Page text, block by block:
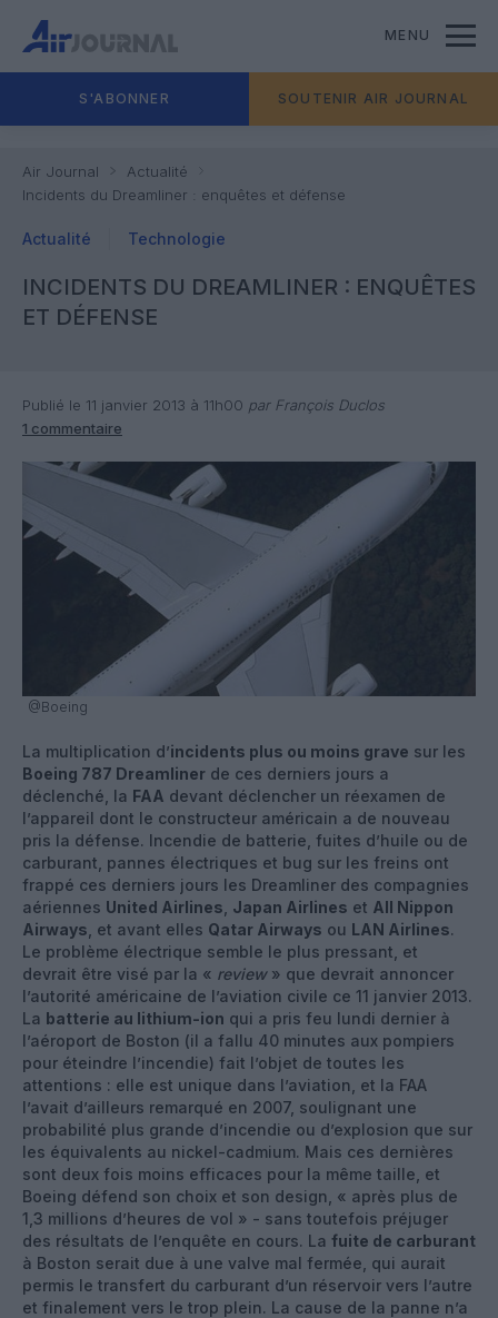
MENU
S'ABONNER SOUTENIR AIR JOURNAL
Air Journal
Actualité
Incidents du Dreamliner : enquêtes et défense
Actualité Technologie
INCIDENTS DU DREAMLINER : ENQUÊTES
ET DÉFENSE
Publié le 11 janvier 2013 à 11h00 par François Duclos
1 commentaire
@Boeing
La multiplication d’incidents plus ou moins grave sur les
Boeing 787 Dreamliner de ces derniers jours a
déclenché, la FAA devant déclencher un réexamen de
l’appareil dont le constructeur américain a de nouveau
pris la défense. Incendie de batterie, fuites d’huile ou de
carburant, pannes électriques et bug sur les freins ont
frappé ces derniers jours les Dreamliner des compagnies
aériennes United Airlines Japan Airlines et All Nippon
Airways , et avant elles Qatar Airways ou LAN Airlines.
Le problème électrique semble le plus pressant, et
devrait être visé par la « review» que devrait annoncer
l’autorité américaine de l’aviation civile ce 11 janvier 2013.
La batterie au lithium-ion qui a pris feu lundi dernier à
l’aéroport de Boston (il a fallu 40 minutes aux pompiers
pour éteindre l’incendie) fait l’objet de toutes les
attentions : elle est unique dans l’aviation, et la FAA
l’avait d’ailleurs remarqué en 2007, soulignant une
probabilité plus grande d’incendie ou d’explosion que sur
les équivalents au nickel-cadmium. Mais ces dernières
sont deux fois moins efficaces pour la même taille, et
Boeing défend son choix et son design, « après plus de
1,3 millions d’heures de vol » - sans toutefois préjuger
des résultats de l’enquête en cours. La fuite de carburant
à Boston serait due à une valve mal fermée, qui aurait
permis le transfert du carburant d’un réservoir vers l’autre
et finalement vers le trop plein. La cause de la panne n’a